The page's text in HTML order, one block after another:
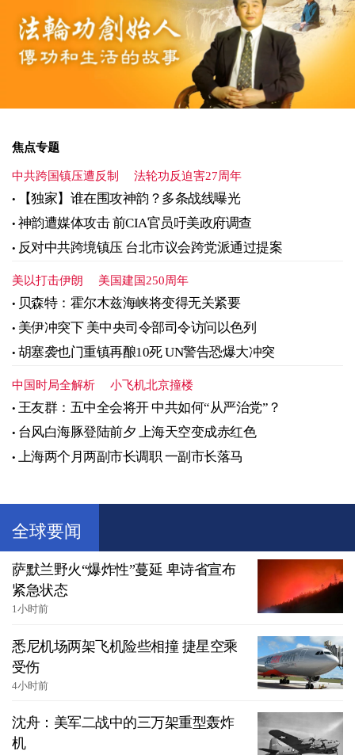
焦点专题
中共跨国镇压遭反制 法轮功反迫害27周年
【独家】谁在围攻神韵？多条战线曝光
神韵遭媒体攻击 前CIA官员吁美政府调查
反对中共跨境镇压 台北市议会跨党派通过提案
美以打击伊朗 美国建国250周年
贝森特：霍尔木兹海峡将变得无关紧要
美伊冲突下 美中央司令部司令访问以色列
胡塞袭也门重镇再酿10死 UN警告恐爆大冲突
中国时局全解析 小飞机北京撞楼
王友群：五中全会将开 中共如何“从严治党”？
台风白海豚登陆前夕 上海天空变成赤红色
上海两个月两副市长调职 一副市长落马
全球要闻
萨默兰野火“爆炸性”蔓延 卑诗省宣布
紧急状态
1小时前
悉尼机场两架飞机险些相撞 捷星空乘
受伤
4小时前
沈舟：美军二战中的三万架重型轰炸
机